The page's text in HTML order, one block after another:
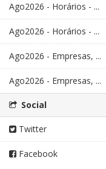
Ago2026 - Horários - ...
Ago2026 - Horários - ...
Ago2026 - Empresas, ...
Ago2026 - Empresas, ...
Social
Twitter
Facebook